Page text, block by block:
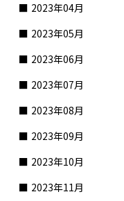
2023年04月
2023年05月
2023年06月
2023年07月
2023年08月
2023年09月
2023年10月
2023年11月